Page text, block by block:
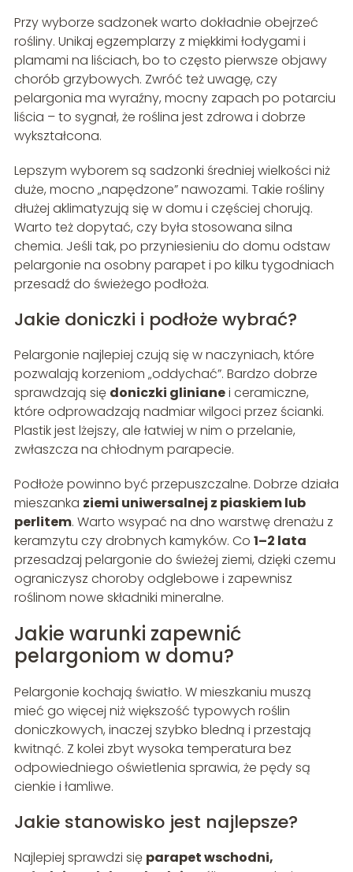
Przy wyborze sadzonek warto dokładnie obejrzeć
rośliny. Unikaj egzemplarzy z miękkimi łodygami i
plamami na liściach, bo to często pierwsze objawy
chorób grzybowych. Zwróć też uwagę, czy
pelargonia ma wyraźny, mocny zapach po potarciu
liścia – to sygnał, że roślina jest zdrowa i dobrze
wykształcona.
Lepszym wyborem są sadzonki średniej wielkości niż
duże, mocno „napędzone” nawozami. Takie rośliny
dłużej aklimatyzują się w domu i częściej chorują.
Warto też dopytać, czy była stosowana silna
chemia. Jeśli tak, po przyniesieniu do domu odstaw
pelargonie na osobny parapet i po kilku tygodniach
przesadź do świeżego podłoża.
Jakie doniczki i podłoże wybrać?
Pelargonie najlepiej czują się w naczyniach, które
pozwalają korzeniom „oddychać”. Bardzo dobrze
sprawdzają się doniczki glinianei ceramiczne,
które odprowadzają nadmiar wilgoci przez ścianki.
Plastik jest lżejszy, ale łatwiej w nim o przelanie,
zwłaszcza na chłodnym parapecie.
Podłoże powinno być przepuszczalne. Dobrze działa
mieszanka ziemi uniwersalnej z piaskiem lub
perlitem. Warto wsypać na dno warstwę drenażu z
keramzytu czy drobnych kamyków. Co 1–2 lata
przesadzaj pelargonie do świeżej ziemi, dzięki czemu
ograniczysz choroby odglebowe i zapewnisz
roślinom nowe składniki mineralne.
Jakie warunki zapewnić
pelargoniom w domu?
Pelargonie kochają światło. W mieszkaniu muszą
mieć go więcej niż większość typowych roślin
doniczkowych, inaczej szybko bledną i przestają
kwitnąć. Z kolei zbyt wysoka temperatura bez
odpowiedniego oświetlenia sprawia, że pędy są
cienkie i łamliwe.
Jakie stanowisko jest najlepsze?
Najlepiej sprawdzi się parapet wschodni,